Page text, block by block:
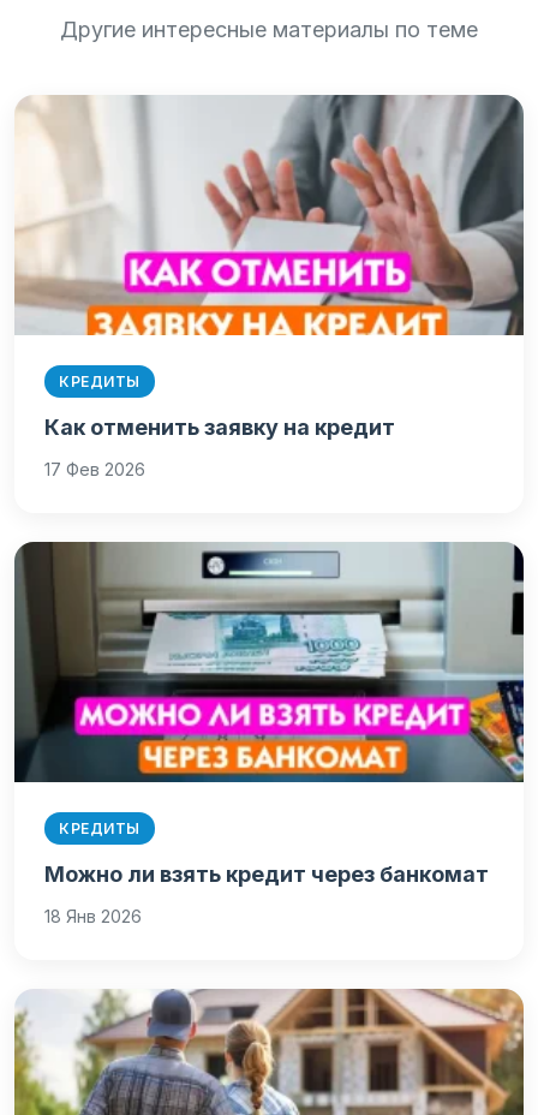
Другие интересные материалы по теме
КРЕДИТЫ
Как отменить заявку на кредит
17 Фев 2026
КРЕДИТЫ
Можно ли взять кредит через банкомат
18 Янв 2026